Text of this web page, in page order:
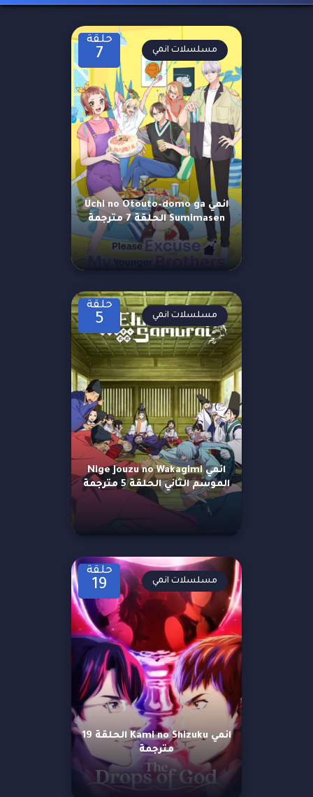
حلقة
7
انمي Uchi no Otouto-domo ga
Sumimasen الحلقة 7 مترجمة
مسلسلات انمي
حلقة
5
انمي Nige Jouzu no Wakagimi
الموسم الثاني الحلقة 5 مترجمة
مسلسلات انمي
حلقة
19
انمي Kami no Shizuku الحلقة 19
مترجمة
مسلسلات انمي